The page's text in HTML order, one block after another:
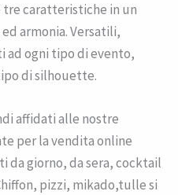
caratteristiche in un
armonia. Versatili,
ad ogni tipo di evento,
di silhouette.
affidati alle nostre
per la vendita online
da giorno, da sera, cocktail
pizzi, mikado,tulle si